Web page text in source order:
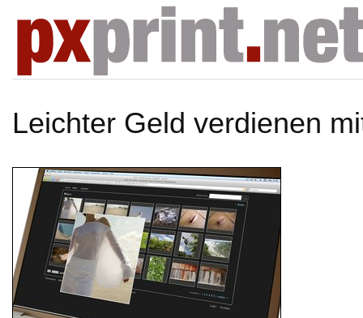
Leichter Geld verdienen